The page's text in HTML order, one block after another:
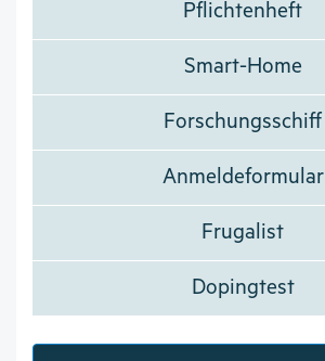
Pflichtenheft
Smart-Home
Forschungsschiff
Anmeldeformular
Frugalist
Dopingtest